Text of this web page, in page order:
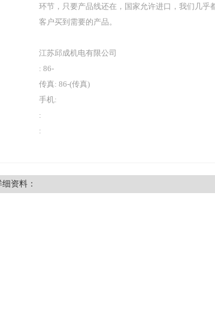
环节，只要产品线还在，国家允许进口，我们几乎
客户买到需要的产品。
江苏邱成机电有限公司
: 86-
传真: 86-(传真)
手机:
:
:
细资料：